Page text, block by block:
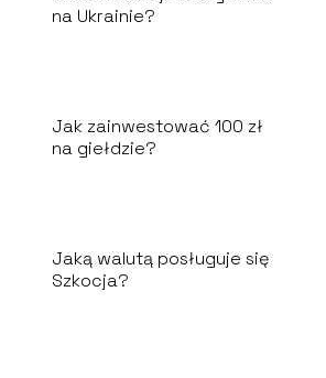
na Ukrainie?
Jak zainwestować 100 zł
na giełdzie?
Jaką walutą posługuje się
Szkocja?